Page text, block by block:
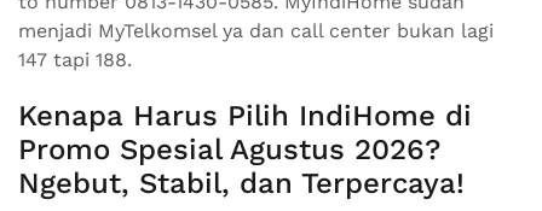
menjadi MyTelkomsel ya dan call center bukan lagi
147 tapi 188.
Kenapa Harus Pilih IndiHome di
Promo Spesial Agustus 2026?
Ngebut, Stabil, dan Terpercaya!